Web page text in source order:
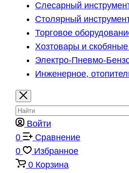
Слесарный
Столярный
Торговое
Хозтовары и
Электро-Пневмо-
Инженерное,
Войти
0
Сравнение
0
Избранное
0 Корзина